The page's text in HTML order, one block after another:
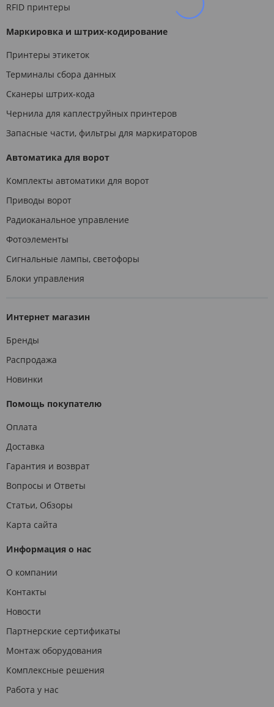
RFID принтеры
Маркировка и штрих-кодирование
Принтеры этикеток
Терминалы сбора данных
Сканеры штрих-кода
Чернила для каплеструйных принтеров
Запасные части, фильтры для маркираторов
Автоматика для ворот
Комплекты автоматики для ворот
Приводы ворот
Радиоканальное управление
Фотоэлементы
Сигнальные лампы, светофоры
Блоки управления
Интернет магазин
Бренды
Распродажа
Новинки
Помощь покупателю
Оплата
Доставка
Гарантия и возврат
Вопросы и Ответы
Статьи, Обзоры
Карта сайта
Информация о нас
О компании
Контакты
Новости
Партнерские сертификаты
Монтаж оборудования
Комплексные решения
Работа у нас